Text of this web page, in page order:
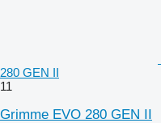
280 GEN II
11
Grimme EVO 280 GEN II